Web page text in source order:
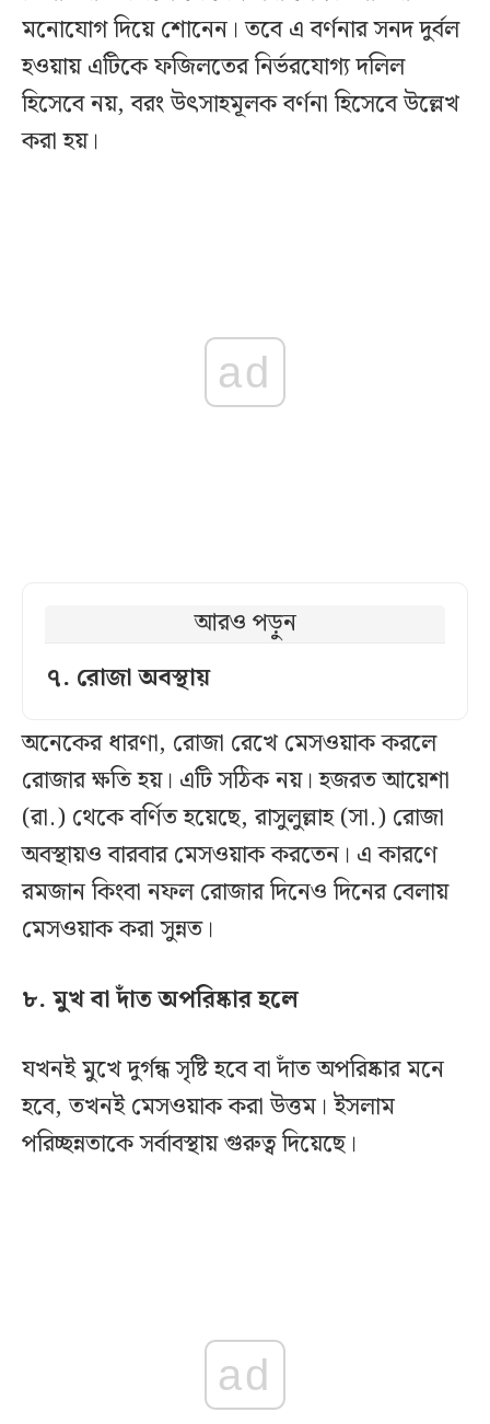
মনোযোগ দিয়ে শোনেন। তবে এ বর্ণনার সনদ দুর্বল
হওয়ায় এটিকে ফজিলতের নির্ভরযোগ্য দলিল
হিসেবে নয়, বরং উৎসাহমূলক বর্ণনা হিসেবে উল্লেখ
করা হয়।
ad
আরও পড়ুন
৭. রোজা অবস্থায়
অনেকের ধারণা, রোজা রেখে মেসওয়াক করলে
রোজার ক্ষতি হয়। এটি সঠিক নয়। হজরত আয়েশা
(রা.) থেকে বর্ণিত হয়েছে, রাসুলুল্লাহ (সা.) রোজা
অবস্থায়ও বারবার মেসওয়াক করতেন। এ কারণে
রমজান কিংবা নফল রোজার দিনেও দিনের বেলায়
মেসওয়াক করা সুন্নত।
৮. মুখ বা দাঁত অপরিষ্কার হলে
যখনই মুখে দুর্গন্ধ সৃষ্টি হবে বা দাঁত অপরিষ্কার মনে
হবে, তখনই মেসওয়াক করা উত্তম। ইসলাম
পরিচ্ছন্নতাকে সর্বাবস্থায় গুরুত্ব দিয়েছে।
ad